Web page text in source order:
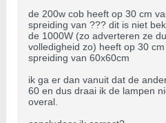
de 200w cob heeft op 30 cm
spreiding van ??? dit is niet
de 1000W (zo adverteren ze
volledigheid zo) heeft op 30
spreiding van 60x60cm
ik ga er dan vanuit dat de
60 en dus draai ik de lampen
overal.